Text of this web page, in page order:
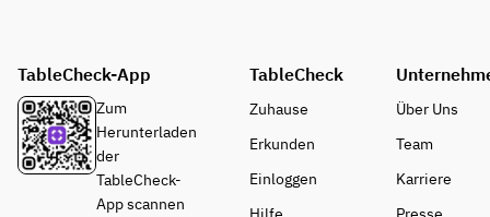
TableCheck-App
Zum
Herunterladen
der
TableCheck-
App scannen
TableCheck
Zuhause
Erkunden
Einloggen
Über Uns
Team
Karriere